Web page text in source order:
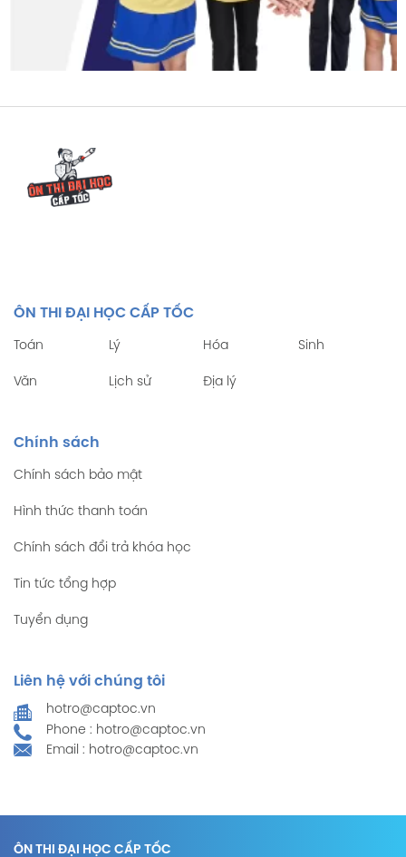
ÔN THI ĐẠI HỌC CẤP TỐC
Toán Lý Hóa Sinh
Văn Lịch sử Địa lý
Chính sách
Chính sách bảo mật
Hình thức thanh toán
Chính sách đổi trả khóa học
Tin tức tổng hợp
Tuyển dụng
Liên hệ với chúng tôi
hotro@captoc.vn
Phone : hotro@captoc.vn
Email : hotro@captoc.vn
ÔN THI ĐẠI HỌC CẤP TỐC